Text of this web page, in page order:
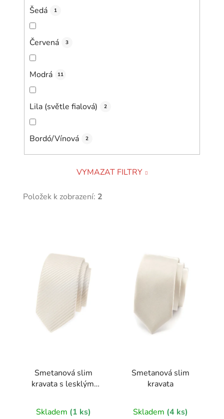
Šedá 1
Červená 3
Modrá 11
Lila (světle fialová) 2
Bordó/Vínová 2
VYMAZAT FILTRY
Položek k zobrazení: 2
Smetanová slim
kravata s lesklými
Skladem (1 ks)
Smetanová slim
kravata
Skladem (4 ks)